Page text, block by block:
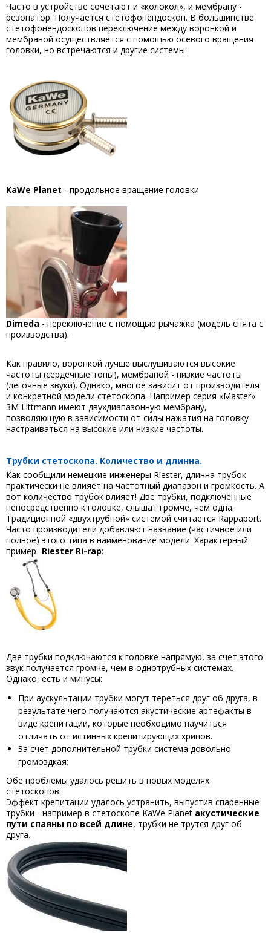
Часто в устройстве сочетают и «колокол», и мембрану -
резонатор. Получается стетофонендоскоп. В большинстве
стетофонендоскопов переключение между воронкой и
мембраной осуществляется с помощью осевого вращения
головки, но встречаются и другие системы:
KaWe Planet - продольное вращение головки
Dimeda - переключение с помощью рычажка (модель снята с
производства).
Как правило, воронкой лучше выслушиваются высокие
частоты (сердечные тоны), мембраной - низкие частоты
(легочные звуки). Однако, многое зависит от производителя
и конкретной модели стетоскопа. Например серия «Master»
3M Littmann имеют двухдиапазонную мембрану,
позволяющую в зависимости от силы нажатия на головку
настраиваться на высокие или низкие частоты.
Трубки стетоскопа. Количество и длинна.
Как сообщили немецкие инженеры Riester, длинна трубок
практически не влияет на частотный диапазон и громкость. А
вот количество трубок влияет! Две трубки, подключенные
непосредственно к головке, слышат громче, чем одна.
Традиционной «двухтрубной» системой считается Rappaport.
Часто производители добавляют название (частичное или
полное) этого типа в наименование модели. Характерный
пример- Riester Ri-rap:
Две трубки подключаются к головке напрямую, за счет этого
звук получается громче, чем в однотрубных системах.
Однако, есть и минусы:
При аускультации трубки могут тереться друг об друга, в
результате чего получаются акустические артефакты в
виде крепитации, которые необходимо научиться
отличать от истинных крепитирующих хрипов.
За счет дополнительной трубки система довольно
громоздкая;
Обе проблемы удалось решить в новых моделях
стетоскопов.
Эффект крепитации удалось устранить, выпустив спаренные
трубки - например в стетоскопе KaWe Planet акустические
пути спаяны по всей длине, трубки не трутся друг об
друга.